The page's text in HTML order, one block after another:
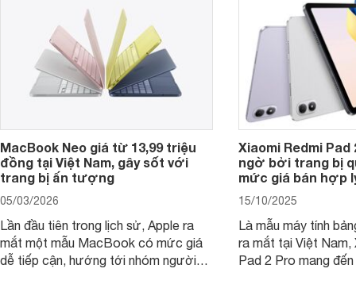
MacBook Neo giá từ 13,99 triệu
đồng tại Việt Nam, gây sốt với
trang bị ấn tượng
05/03/2026
Lần đầu tiên trong lịch sử, Apple ra
mắt một mẫu MacBook có mức giá
dễ tiếp cận, hướng tới nhóm người
Xiaomi Redmi Pad
ngờ bởi trang bị
mức giá bán hợp
15/10/2025
Là mẫu máy tính
ra mắt tại Việt Nam,
Pad 2 Pro mang